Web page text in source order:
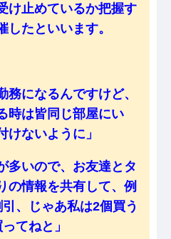
け止めているか把握す
したといいます。
務になるんですけど、
時は皆同じ部屋にい
けないように」
多いので、お友達とタ
の情報を共有して、例
、じゃあ私は2個買う
てねと」